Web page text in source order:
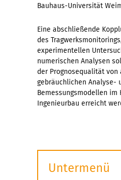
Bauhaus-Universität
Eine abschließende
des
experimentellen
numerischen Analysen
der Prognosequalität von
gebräuchlichen Analyse-
Bemessungsmodellen im
Ingenieurbau erreicht
Untermenü